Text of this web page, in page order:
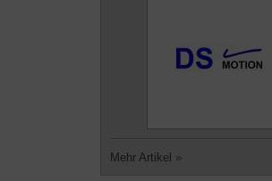
Mehr Artikel »